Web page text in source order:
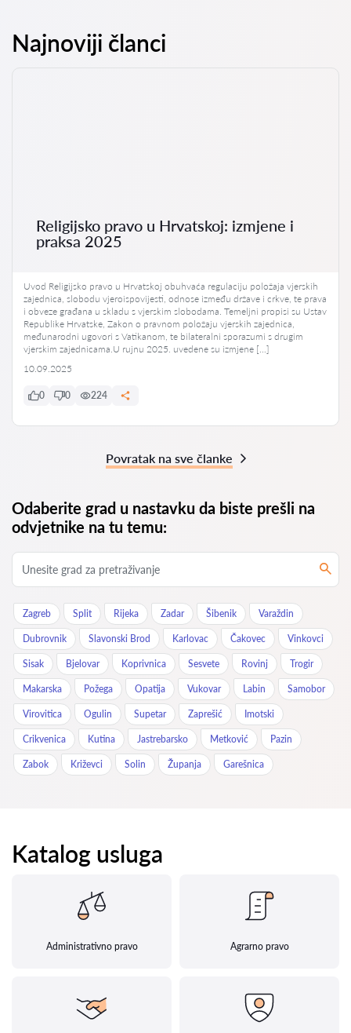
Najnoviji članci
Religijsko pravo u Hrvatskoj: izmjene i
praksa 2025
Uvod Religijsko pravo u Hrvatskoj obuhvaća regulaciju položaja vjerskih
zajednica, slobodu vjeroispovijesti, odnose između države i crkve, te prava
i obveze građana u skladu s vjerskim slobodama. Temeljni propisi su Ustav
Republike Hrvatske, Zakon o pravnom položaju vjerskih zajednica,
međunarodni ugovori s Vatikanom, te bilateralni sporazumi s drugim
vjerskim zajednicama.U rujnu 2025. uvedene su izmjene […]
10.09.2025
0 0 224
Povratak na sve članke
Odaberite grad u nastavku da biste prešli na
odvjetnike na tu temu:
Zagreb Split Rijeka Zadar Šibenik Varaždin
Dubrovnik Slavonski Brod Karlovac Čakovec Vinkovci
Sisak Bjelovar Koprivnica Sesvete Rovinj Trogir
Makarska Požega Opatija Vukovar Labin Samobor
Virovitica Ogulin Supetar Zaprešić Imotski
Crikvenica Kutina Jastrebarsko Metković Pazin
Zabok Križevci Solin Županja Garešnica
Katalog usluga
Administrativno pravo Agrarno pravo